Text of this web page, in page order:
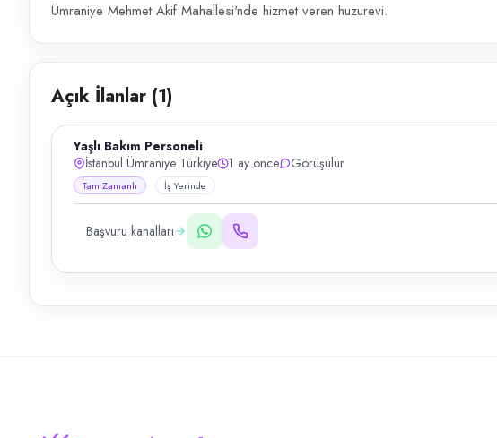
Ümraniye Mehmet Akif Mahallesi'nde hizmet veren huzurevi.
Açık İlanlar (1)
Yaşlı Bakım Personeli
İstanbul Ümraniye Türkiye
1 ay önce Görüşülür
Tam Zamanlı İş Yerinde
Başvuru kanalları